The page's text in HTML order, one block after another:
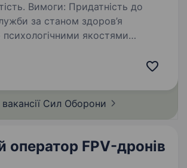
до
за станом здоров’я
якостями
вакансії Сил Оборони
оператор FPV-дронів